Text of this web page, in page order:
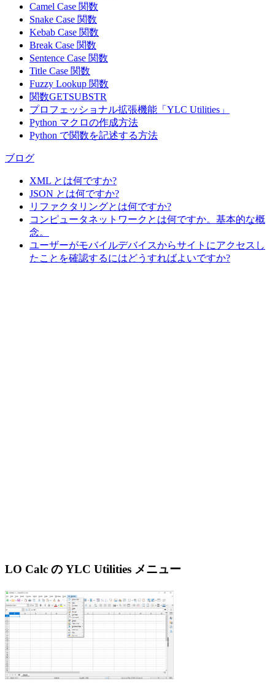
Camel Case 関数
Snake Case 関数
Kebab Case 関数
Break Case 関数
Sentence Case 関数
Title Case 関数
Fuzzy Lookup 関数
関数GETSUBSTR
プロフェッショナル拡張機能「YLC Utilities」
Python マクロの作成方法
Python で関数を記述する方法
ブログ
XML とは何ですか?
JSON とは何ですか?
リファクタリングとは何ですか?
コンピュータネットワークとは何ですか。基本的な概
念。
ユーザーがモバイルデバイスからサイトにアクセスし
たことを確認するにはどうすればよいですか?
LO Calc の YLC Utilities メニュー